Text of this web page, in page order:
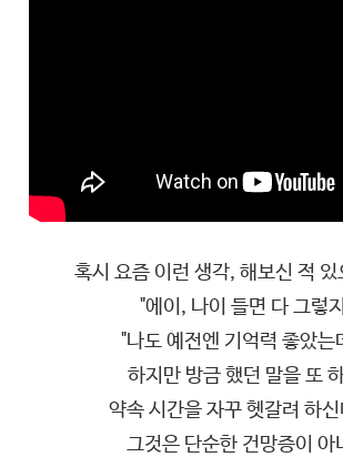
혹시 요즘 이런 생각, 해보신 적
"에이, 나이 들면 다 그렇
"나도 예전엔 기억력 좋았는
하지만 방금 했던 말을 또
약속 시간을 자꾸 헷갈려 하
그것은 단순한 건망증이 아